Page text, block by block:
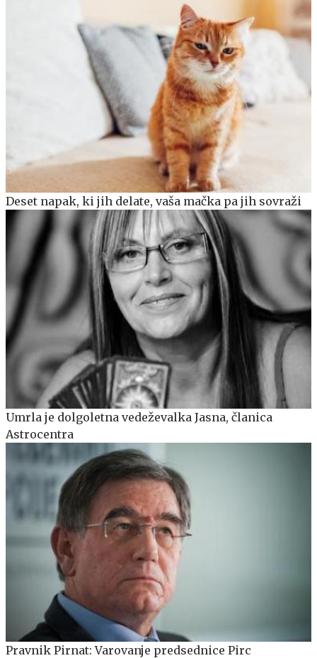
Deset napak, ki jih delate, vaša mačka pa jih sovraži
Umrla je dolgoletna vedeževalka Jasna, članica
Astrocentra
Pravnik Pirnat: Varovanje predsednice Pirc